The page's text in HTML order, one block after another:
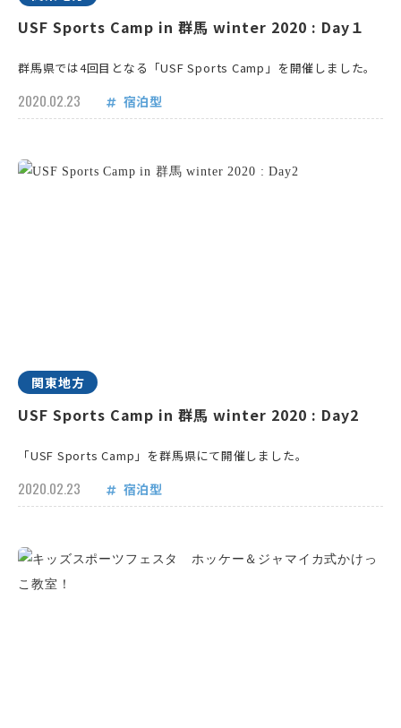
USF Sports Camp in 群馬 winter 2020 : Day１
群馬県では4回目となる「USF Sports Camp」を開催しました。
2020.02.23 宿泊型
関東地方
USF Sports Camp in 群馬 winter 2020 : Day2
「USF Sports Camp」を群馬県にて開催しました。
2020.02.23 宿泊型